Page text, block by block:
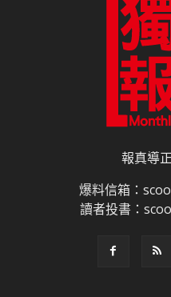
報真導
爆料信箱：
讀者投書：